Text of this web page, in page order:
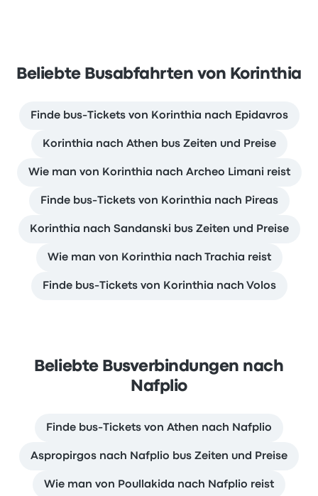
Beliebte Busabfahrten von Korinthia
Finde bus-Tickets von Korinthia nach Epidavros
Korinthia nach Athen bus Zeiten und Preise
Wie man von Korinthia nach Archeo Limani reist
Finde bus-Tickets von Korinthia nach Pireas
Korinthia nach Sandanski bus Zeiten und Preise
Wie man von Korinthia nach Trachia reist
Finde bus-Tickets von Korinthia nach Volos
Beliebte Busverbindungen nach
Nafplio
Finde bus-Tickets von Athen nach Nafplio
Aspropirgos nach Nafplio bus Zeiten und Preise
Wie man von Poullakida nach Nafplio reist